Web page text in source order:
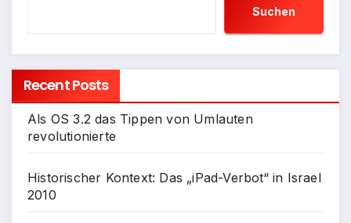
Suchen
Recent Posts
Als OS 3.2 das Tippen von Umlauten
revolutionierte
Historischer Kontext: Das „iPad-Verbot“ in Israel
2010